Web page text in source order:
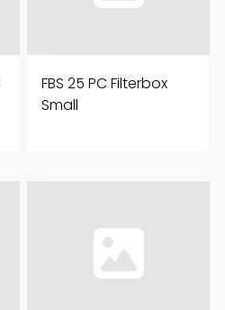
FBS 25 PC Filterbox
Small